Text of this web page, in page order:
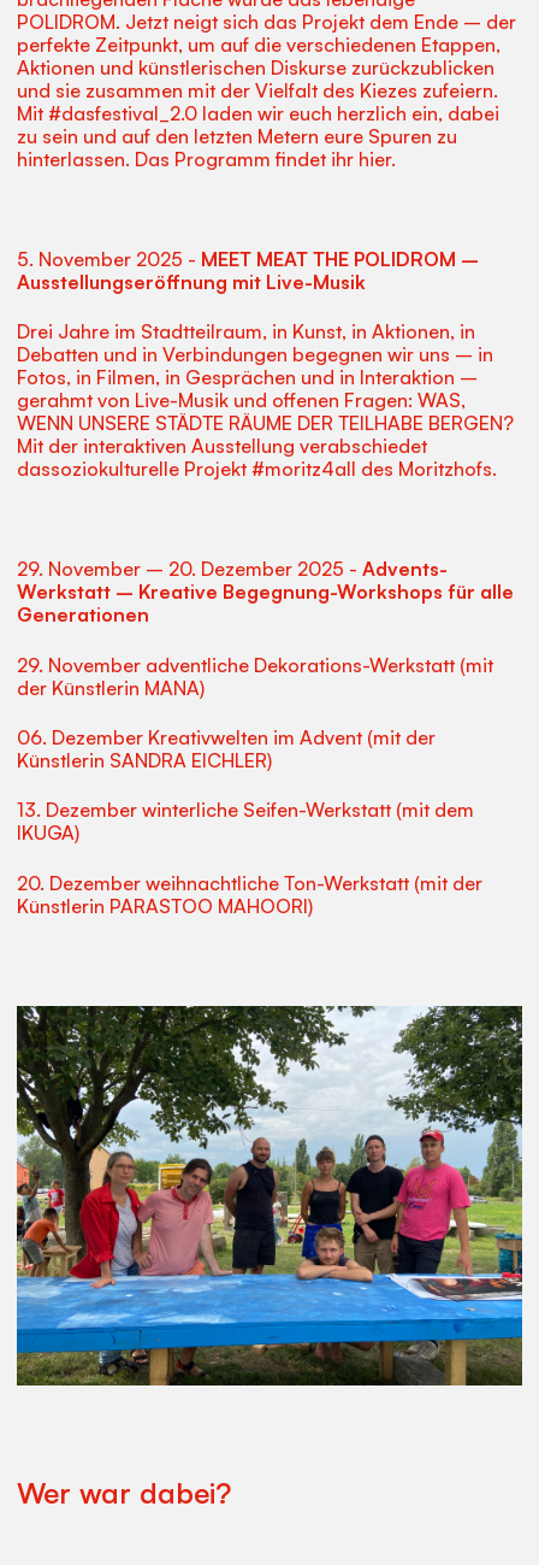
POLIDROM. Jetzt neigt sich das Projekt dem Ende – der
perfekte Zeitpunkt, um auf die verschiedenen Etappen,
Aktionen und künstlerischen Diskurse zurückzublicken
und sie zusammen mit der Vielfalt des Kiezes zufeiern.
Mit #dasfestival_2.0 laden wir euch herzlich ein, dabei
zu sein und auf den letzten Metern eure Spuren zu
hinterlassen. Das Programm findet ihr hier.
5. November 2025 - MEET MEAT THE POLIDROM –
Ausstellungseröffnung mit Live-Musik
Drei Jahre im Stadtteilraum, in Kunst, in Aktionen, in
Debatten und in Verbindungen begegnen wir uns – in
Fotos, in Filmen, in Gesprächen und in Interaktion –
gerahmt von Live-Musik und offenen Fragen: WAS,
WENN UNSERE STÄDTE RÄUME DER TEILHABE BERGEN?
Mit der interaktiven Ausstellung verabschiedet
dassoziokulturelle Projekt #moritz4all des Moritzhofs.
29. November – 20. Dezember 2025 - Advents-
Werkstatt – Kreative Begegnung-Workshops für alle
Generationen
29. November adventliche Dekorations-Werkstatt (mit
der Künstlerin MANA)
06. Dezember Kreativwelten im Advent (mit der
Künstlerin SANDRA EICHLER)
13. Dezember winterliche Seifen-Werkstatt (mit dem
IKUGA)
20. Dezember weihnachtliche Ton-Werkstatt (mit der
Künstlerin PARASTOO MAHOORI)
Wer war dabei?